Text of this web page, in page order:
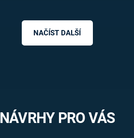
NAČÍST DALŠÍ
NÁVRHY PRO VÁS